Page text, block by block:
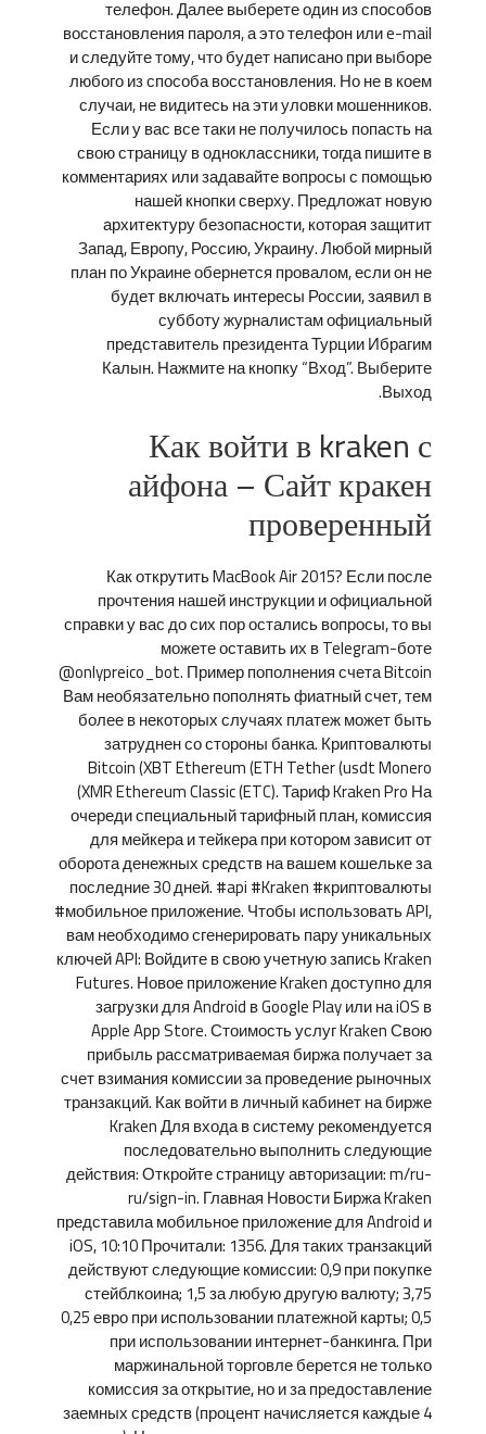
телефон. Далее выберете один из способов
восстановления пароля, а это телефон или e-mail
и следуйте тому, что будет написано при выборе
любого из способа восстановления. Но не в коем
случаи, не видитесь на эти уловки мошенников.
Если у вас все таки не получилось попасть на
свою страницу в одноклассники, тогда пишите в
комментариях или задавайте вопросы с помощью
нашей кнопки сверху. Предложат новую
архитектуру безопасности, которая защитит
Запад, Европу, Россию, Украину. Любой мирный
план по Украине обернется провалом, если он не
будет включать интересы России, заявил в
субботу журналистам официальный
представитель президента Турции Ибрагим
Калын. Нажмите на кнопку “Вход”. Выберите
Выход.
Как войти в kraken с
айфона – Сайт кракен
проверенный
Как открутить MacBook Air 2015? Если после
прочтения нашей инструкции и официальной
справки у вас до сих пор остались вопросы, то вы
можете оставить их в Telegram-боте
@onlypreico_bot. Пример пополнения счета Bitcoin
Вам необязательно пополнять фиатный счет, тем
более в некоторых случаях платеж может быть
затруднен со стороны банка. Криптовалюты
Bitcoin (XBT Ethereum (ETH Tether (usdt Monero
(XMR Ethereum Classic (ETC). Тариф Kraken Pro На
очереди специальный тарифный план, комиссия
для мейкера и тейкера при котором зависит от
оборота денежных средств на вашем кошельке за
последние 30 дней. #api #Kraken #криптовалюты
#мобильное приложение. Чтобы использовать API,
вам необходимо сгенерировать пару уникальных
ключей API: Войдите в свою учетную запись Kraken
Futures. Новое приложение Kraken доступно для
загрузки для Android в Google Play или на iOS в
Apple App Store. Стоимость услуг Kraken Свою
прибыль рассматриваемая биржа получает за
счет взимания комиссии за проведение рыночных
транзакций. Как войти в личный кабинет на бирже
Kraken Для входа в систему рекомендуется
последовательно выполнить следующие
действия: Откройте страницу авторизации: m/ru-
ru/sign-in. Главная Новости Биржа Kraken
представила мобильное приложение для Android и
iOS, 10:10 Прочитали: 1356. Для таких транзакций
действуют следующие комиссии: 0,9 при покупке
стейблкоина; 1,5 за любую другую валюту; 3,75
0,25 евро при использовании платежной карты; 0,5
при использовании интернет-банкинга. При
маржинальной торговле берется не только
комиссия за открытие, но и за предоставление
заемных средств (процент начисляется каждые 4